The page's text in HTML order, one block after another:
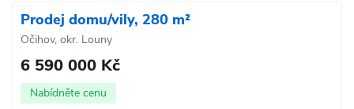
Prodej domu/vily, 280 m²
Očihov, okr. Louny
6 590 000 Kč
Nabídněte cenu